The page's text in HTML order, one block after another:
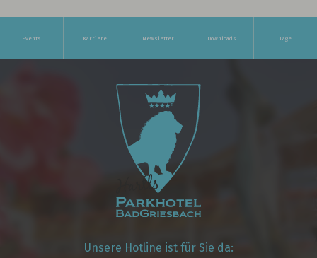
Events Karriere Newsletter Downloads Lage
Unsere Hotline ist für Sie da: